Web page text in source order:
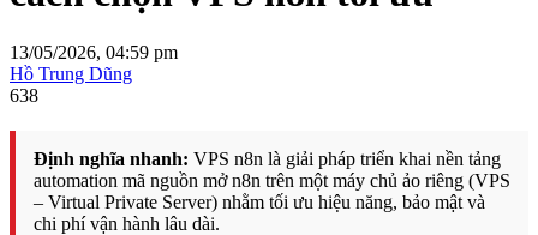
13/05/2026, 04:59 pm
Hồ Trung Dũng
638
Định nghĩa nhanh: VPS n8n là giải pháp triển khai nền tảng
automation mã nguồn mở n8n trên một máy chủ ảo riêng (VPS
– Virtual Private Server) nhằm tối ưu hiệu năng, bảo mật và
chi phí vận hành lâu dài.